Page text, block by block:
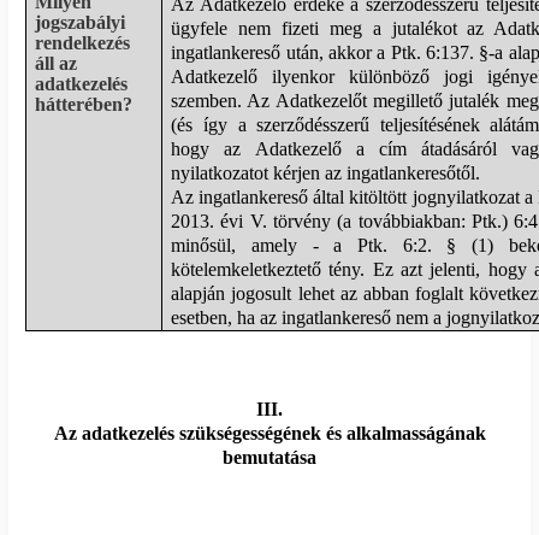
jogszabályi
rendelkezés
áll az
adatkezelés
hátterében?
Az Adatkezelő érdeke a szerződésszerű
ügyfele nem fizeti meg a jutalékot az
ingatlankereső után, akkor a Ptk. 6:137. §-a
Adatkezelő ilyenkor különböző jogi
szemben. Az Adatkezelőt megillető jutalék
(és így a szerződésszerű teljesítésének
hogy az Adatkezelő a cím átadásáról
nyilatkozatot kérjen az ingatlankeresőtől.
Az ingatlankereső által kitöltött jognyilatkozat
2013. évi V. törvény (a továbbiakban: Ptk.)
minősül, amely - a Ptk. 6:2. § (1)
kötelemkeletkeztető tény. Ez azt jelenti, hogy
alapján jogosult lehet az abban foglalt
esetben, ha az ingatlankereső nem a
III.
Az adatkezelés szükségességének és alkalmasságának
bemutatása